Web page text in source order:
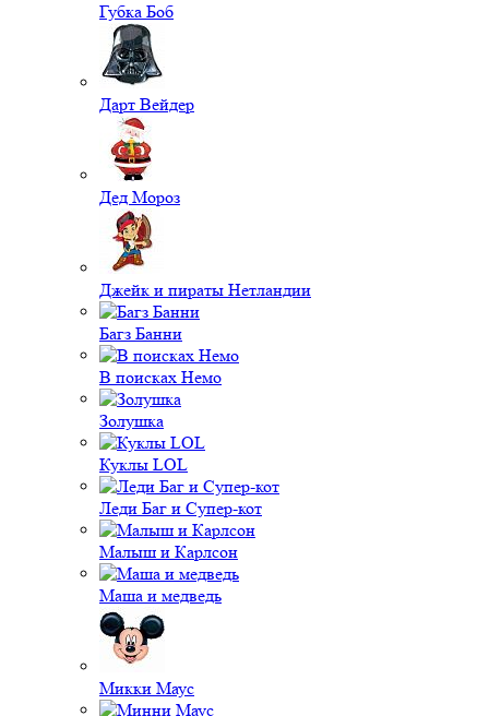
Губка Боб
Дарт Вейдер
Дед Мороз
Джейк и пираты Нетландии
Багз Банни
В поисках Немо
Золушка
Куклы LOL
Леди Баг и Супер-кот
Малыш и Карлсон
Маша и медведь
Микки Маус